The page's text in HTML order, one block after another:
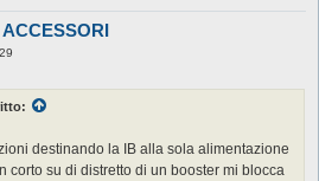
destinando la IB alla sola alimentazione
corto su di distretto di un booster mi blocca